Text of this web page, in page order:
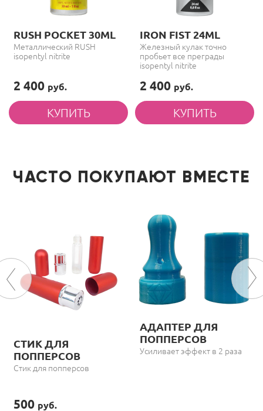
RUSH POCKET 30ML
Металлический RUSH
isopentyl nitrite
2 400 руб.
IRON FIST 24ML
Железный кулак точно
пробьет все преграды
isopentyl nitrite
2 400 руб.
ЧАСТО ПОКУПАЮТ ВМЕСТЕ
СТИК ДЛЯ
ПОППЕРСОВ
Стик для попперсов
500 руб.
АДАПТЕР ДЛЯ
ПОППЕРСОВ
Усиливает эффект в 2 раза